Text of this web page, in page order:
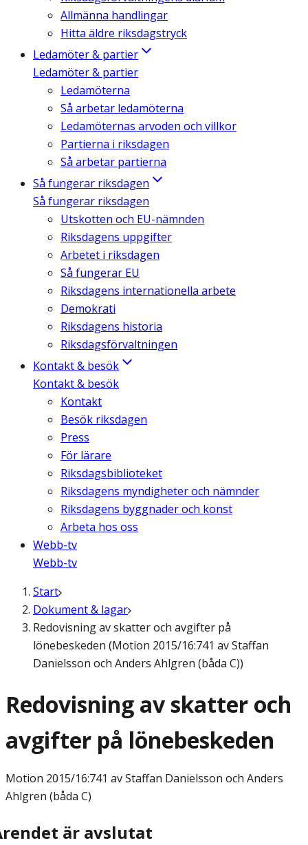
Allmänna handlingar
Hitta äldre riksdagstryck
Ledamöter & partier
Ledamöter & partier
Ledamöterna
Så arbetar ledamöterna
Ledamöternas arvoden och villkor
Partierna i riksdagen
Så arbetar partierna
Så fungerar riksdagen
Så fungerar riksdagen
Utskotten och EU-nämnden
Riksdagens uppgifter
Arbetet i riksdagen
Så fungerar EU
Riksdagens internationella arbete
Demokrati
Riksdagens historia
Riksdagsförvaltningen
Kontakt & besök
Kontakt & besök
Kontakt
Besök riksdagen
Press
För lärare
Riksdagsbiblioteket
Riksdagens myndigheter och nämnder
Riksdagens byggnader och konst
Arbeta hos oss
Webb-tv
Webb-tv
Start
Dokument & lagar
Redovisning av skatter och avgifter på
lönebeskeden (Motion 2015/16:741 av Staffan
Danielsson och Anders Ahlgren (båda C))
Redovisning av skatter och
avgifter på lönebeskeden
Motion 2015/16:741 av Staffan Danielsson och Anders
Ahlgren (båda C)
är avslutat